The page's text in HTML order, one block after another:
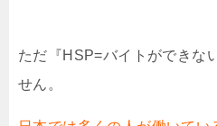
ただ『HSP=バイトができな
せん。